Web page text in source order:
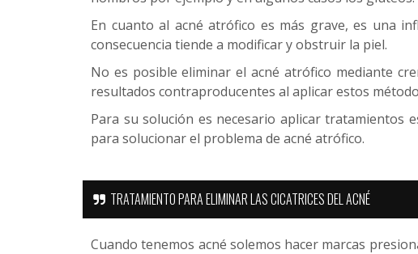
En cuanto al acné atrófico es más grave, es una
consecuencia tiende a modificar y obstruir la piel.
No es posible eliminar el acné atrófico mediante
resultados contraproducentes al aplicar estos
Para su solución es necesario aplicar tratamientos
para solucionar el problema de acné atrófico.
TRATAMIENTO PARA ELIMINAR LAS CICATRICES DEL ACNÉ
Cuando tenemos acné solemos hacer marcas